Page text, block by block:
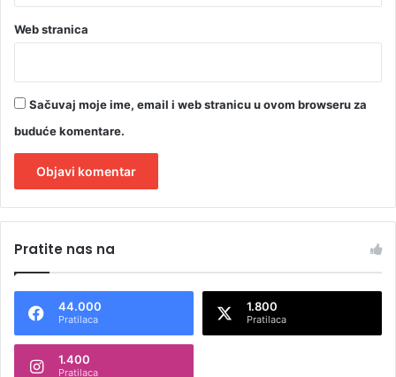
Web stranica
Sačuvaj moje ime, email i web stranicu u ovom browseru za
buduće komentare.
t
n
Pratite nas na
44.000
Pratilaca
1.800
Pratilaca
1.400
Pratilaca